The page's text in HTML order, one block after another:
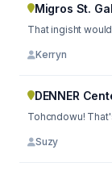
Migros St.
That ingisht
Kerryn
DENNER
Tohcndowu!
Suzy